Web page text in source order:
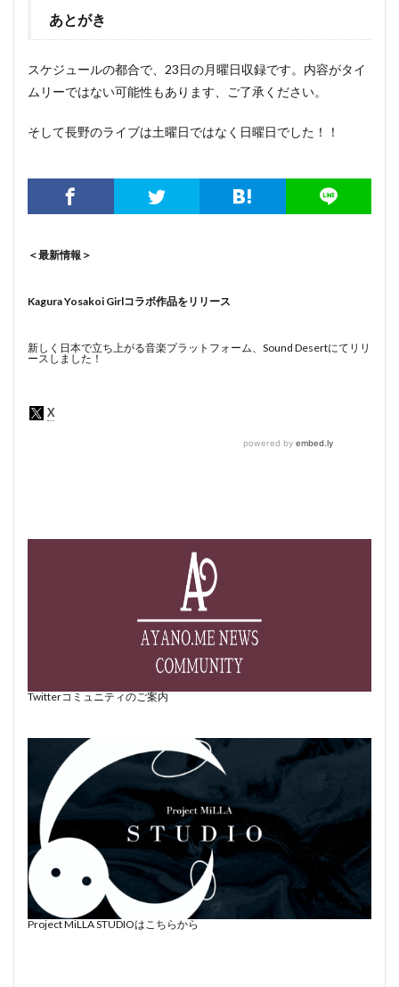
あとがき
スケジュールの都合で、23日の月曜日収録です。内容がタイ
ムリーではない可能性もあります、ご了承ください。
そして長野のライブは土曜日ではなく日曜日でした！！
＜最新情報＞
Kagura Yosakoi Girlコラボ作品をリリース
新しく日本で立ち上がる音楽プラットフォーム、Sound Desertにてリリ
ースしました！
Twitterコミュニティのご案内
Project MiLLA STUDIOはこちらから